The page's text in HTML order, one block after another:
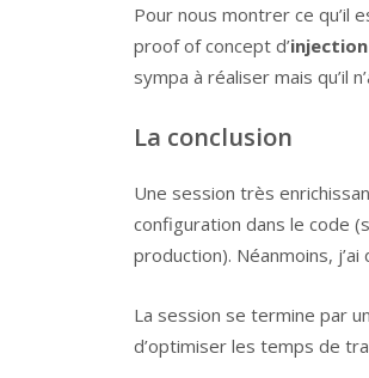
Pour nous montrer ce qu’il
proof of concept d’
sympa à réaliser mais qu’il
La conclusion
Une session très
configuration dans le code
production). Néanmoins,
La session se termine par
d’optimiser les temps de